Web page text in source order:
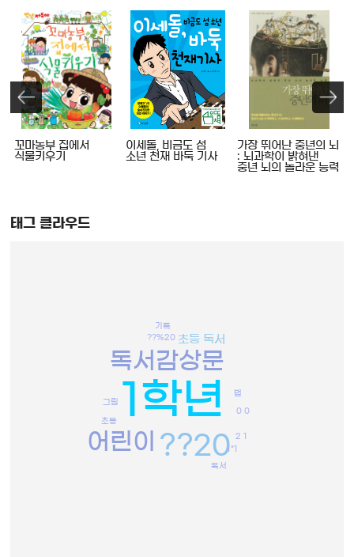
꼬마농부 집에서
식물키우기
이세돌, 비금도 섬
소년 천재 바둑 기사
가장 뛰어난 중년의 뇌
: 뇌과학이 밝혀낸
중년 뇌의 놀라운 능력
태그 클라우드
1학년
??20
독서감상문
어린이
초등 독서
??%20
그림
법
초등
0 0
2 1
1*1
기록
독서